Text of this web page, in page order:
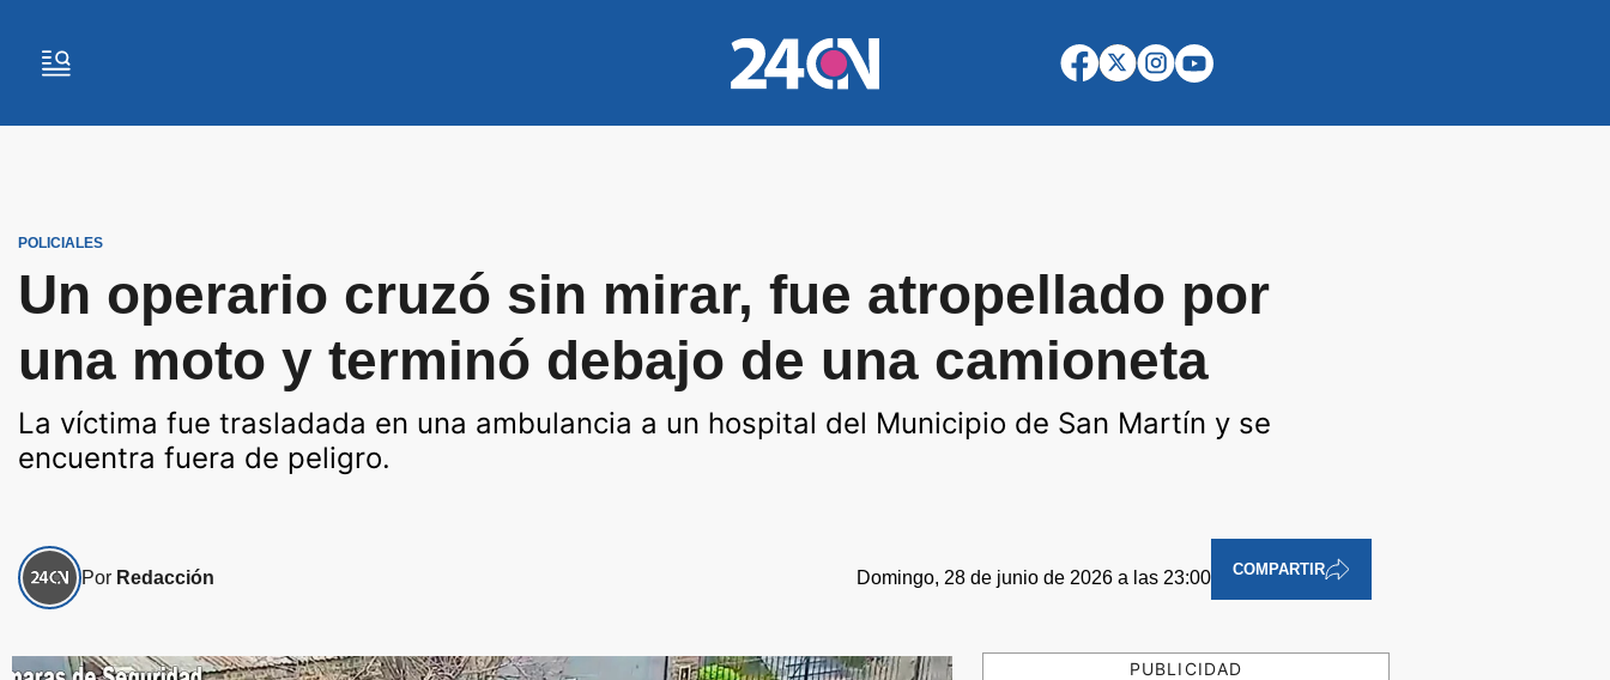
POLICIALES
Un operario cruzó sin mirar, fue atropellado por
una moto y terminó debajo de una camioneta
La víctima fue trasladada en una ambulancia a un hospital del Municipio de San Martín y se
encuentra fuera de peligro.
Por Redacción Domingo, 28 de junio de 2026 a las 23:00 COMPARTIR
PUBLICIDAD